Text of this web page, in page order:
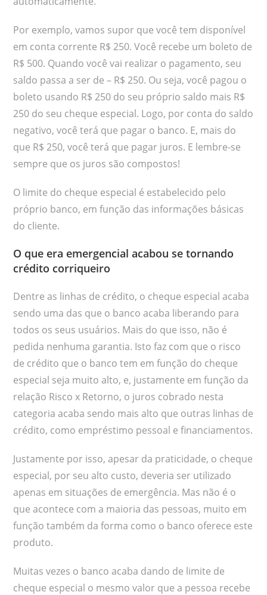
Por exemplo, vamos supor que você tem disponível
em conta corrente R$ 250. Você recebe um boleto de
R$ 500. Quando você vai realizar o pagamento, seu
saldo passa a ser de – R$ 250. Ou seja, você pagou o
boleto usando R$ 250 do seu próprio saldo mais R$
250 do seu cheque especial. Logo, por conta do saldo
negativo, você terá que pagar o banco. E, mais do
que R$ 250, você terá que pagar juros. E lembre-se
sempre que os juros são compostos!
O limite do cheque especial é estabelecido pelo
próprio banco, em função das informações básicas
do cliente.
O que era emergencial acabou se tornando
crédito corriqueiro
Dentre as linhas de crédito, o cheque especial acaba
sendo uma das que o banco acaba liberando para
todos os seus usuários. Mais do que isso, não é
pedida nenhuma garantia. Isto faz com que o risco
de crédito que o banco tem em função do cheque
especial seja muito alto, e, justamente em função da
relação Risco x Retorno, o juros cobrado nesta
categoria acaba sendo mais alto que outras linhas de
crédito, como empréstimo pessoal e financiamentos.
Justamente por isso, apesar da praticidade, o cheque
especial, por seu alto custo, deveria ser utilizado
apenas em situações de emergência. Mas não é o
que acontece com a maioria das pessoas, muito em
função também da forma como o banco oferece este
produto.
Muitas vezes o banco acaba dando de limite de
cheque especial o mesmo valor que a pessoa recebe